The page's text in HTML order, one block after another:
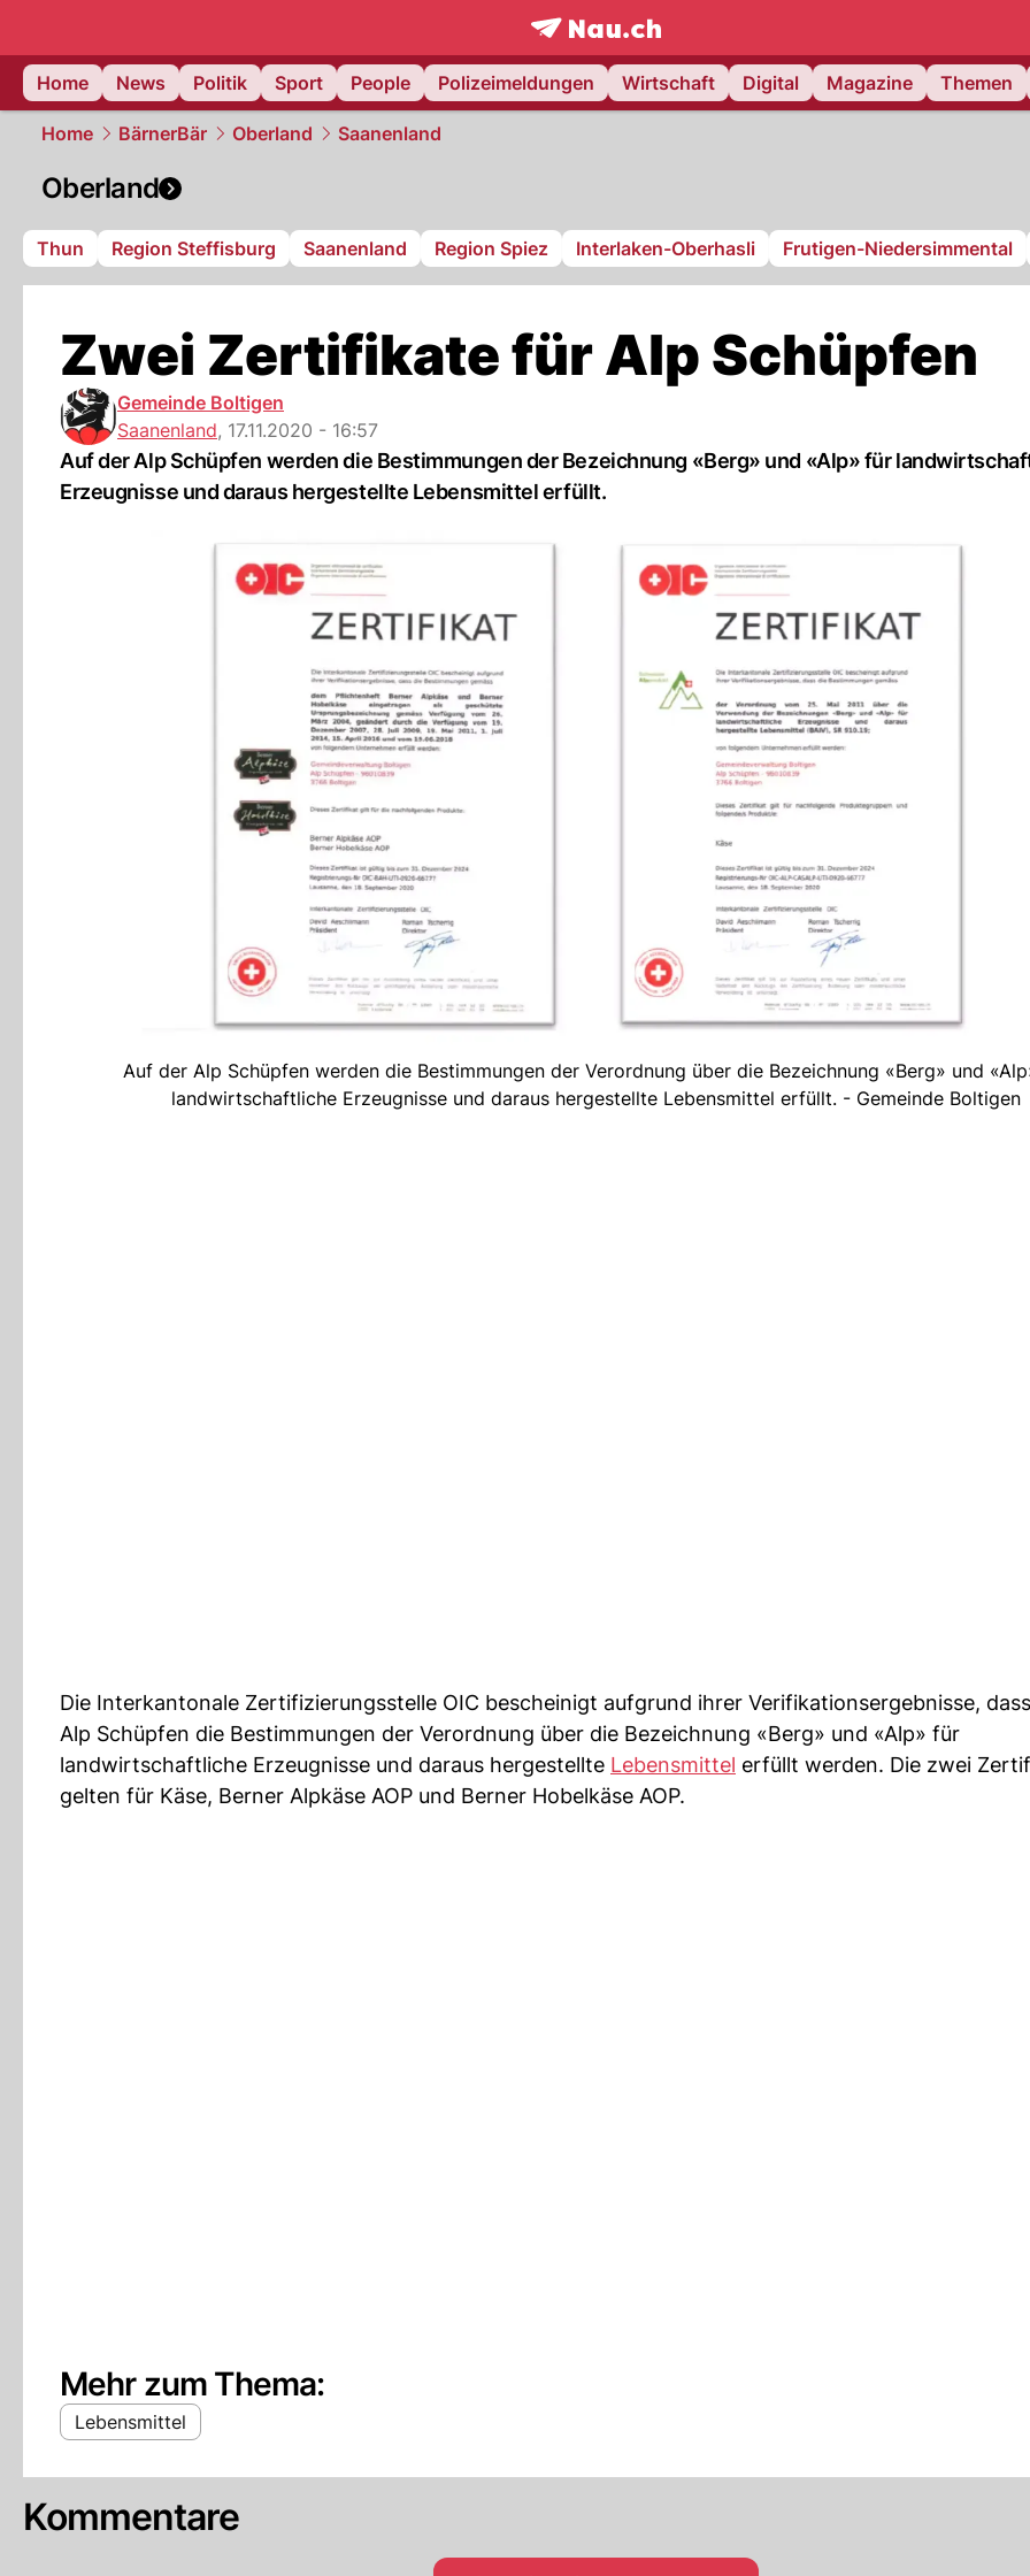
frontpage.NAU.ch
Home
News Politik Sport People Polizeimeldungen Wirtschaft Digital Magazine Themen
Home BärnerBär Oberland Saanenland
Oberland
Thun Region Steffisburg Saanenland Region Spiez Interlaken-Oberhasli Frutigen-Niedersimmental
Zwei Zertifikate für Alp Schüpfen
Gemeinde Boltigen
Saanenland, 17.11.2020 - 16:57
Auf der Alp Schüpfen werden die Bestimmungen der Bezeichnung «Berg» und «Alp» für
Erzeugnisse und daraus hergestellte Lebensmittel erfüllt.
Auf der Alp Schüpfen werden die Bestimmungen der Verordnung über die Bezeichnung «Berg» und
landwirtschaftliche Erzeugnisse und daraus hergestellte Lebensmittel erfüllt. - Gemeinde Boltigen
Die Interkantonale Zertifizierungsstelle OIC bescheinigt aufgrund ihrer Verifikationsergebnisse,
Alp Schüpfen die Bestimmungen der Verordnung über die Bezeichnung «Berg» und «Alp» für
landwirtschaftliche Erzeugnisse und daraus hergestellte Lebensmittel erfüllt werden. Die zwei
gelten für Käse, Berner Alpkäse AOP und Berner Hobelkäse AOP.
Mehr zum Thema:
Lebensmittel
Kommentare